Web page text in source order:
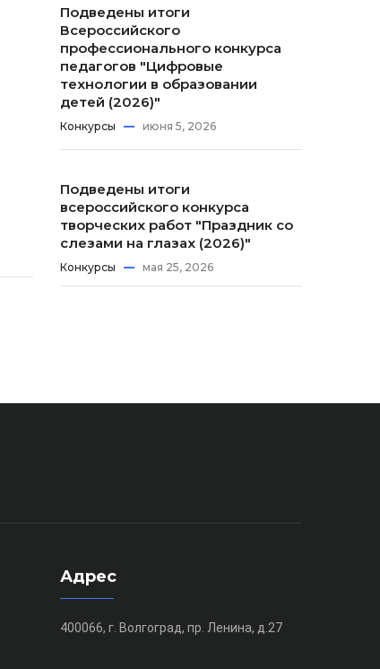
Подведены итоги
Всероссийского
профессионального конкурса
педагогов "Цифровые
технологии в образовании
детей (2026)"
Конкурсы июня 5, 2026
Подведены итоги
всероссийского конкурса
творческих работ "Праздник со
слезами на глазах (2026)"
Конкурсы мая 25, 2026
Адрес
400066, г. Волгоград, пр. Ленина, д.27